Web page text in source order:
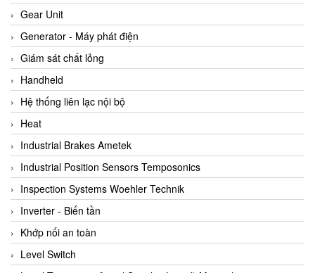
Ardetem-Sfere-Vietnam
Argal
AS ENERGI
ASCO CO2
Asker
AT2E
ATC Pneumatic
ATEX System
ATI - IA
ATI (Analytical Technology Inc)
Atos
Atrax
Gear Unit
Generator - Máy phát điện
Giám sát chất lỏng
Handheld
Hệ thống liên lạc nội bộ
Heat
Industrial Brakes Ametek
Industrial Position Sensors Temposonics
Inspection Systems Woehler Technik
Inverter - Biến tần
Khớp nối an toàn
Level Switch